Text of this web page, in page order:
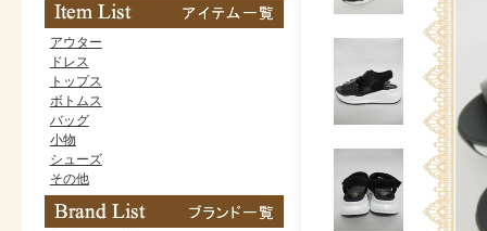
アウター
ドレス
トップス
ボトムス
バッグ
小物
シューズ
その他